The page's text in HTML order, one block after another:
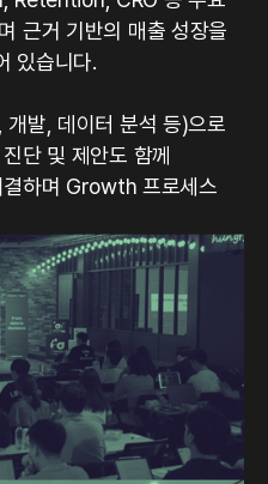
근거 기반의 매출 성장을
있습니다.
발, 데이터 분석 등)으로
단 및 제안도 함께
하며 Growth 프로세스